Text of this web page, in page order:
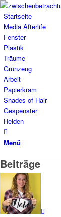
Startseite
Media Afterlife
Fenster
Plastik
Träume
Grünzeug
Arbeit
Papierkram
Shades of Hair
Gespenster
Helden
Menü
Beiträge